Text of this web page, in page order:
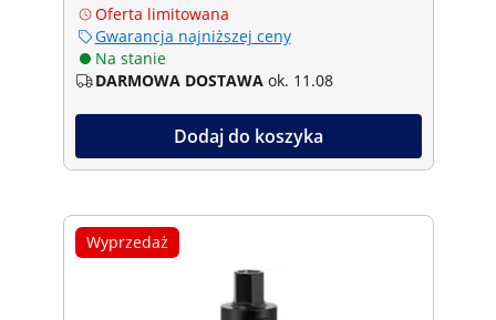
Oferta limitowana
Gwarancja najniższej ceny
Na stanie
DARMOWA DOSTAWA ok. 11.08
Dodaj do koszyka
Wyprzedaż